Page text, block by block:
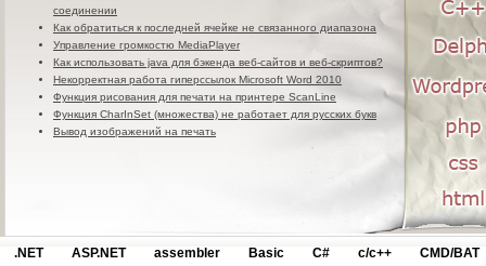
соединении
Как обратиться к последней ячейке не связанного диапазона
Управление громкостю MediaPlayer
Как использовать java для бэкенда веб-сайтов и веб-скриптов?
Некорректная работа гиперссылок Microsoft Word 2010
Функция рисования для печати на принтере ScanLine
Функция CharInSet (множества) не работает для русских букв
Вывод изображений на печать
.NET ASP.NET assembler Basic C# c/c++ CMD/BAT